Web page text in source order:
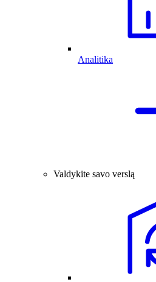
Analitika
Valdykite savo verslą